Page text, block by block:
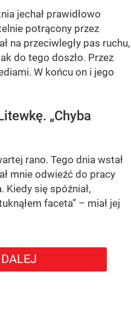
jechał prawidłowo
potrącony przez
na przeciwległy pas ruchu,
do tego doszło. Przez
W końcu on i jego
„Chyba
rano. Tego dnia wstał
mnie odwieźć do pracy
Kiedy się spóźniał,
faceta” – miał jej